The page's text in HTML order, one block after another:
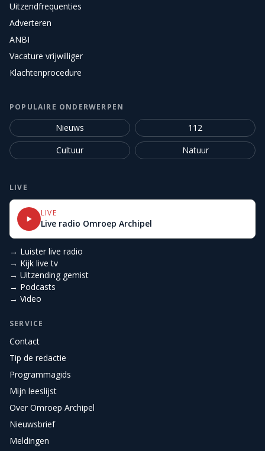
Uitzendfrequenties
Adverteren
ANBI
Vacature vrijwilliger
Klachtenprocedure
POPULAIRE ONDERWERPEN
Nieuws
112
Cultuur
Natuur
LIVE
LIVE
Live radio Omroep Archipel
→ Luister live radio
→ Kijk live tv
→ Uitzending gemist
→ Podcasts
→ Video
SERVICE
Contact
Tip de redactie
Programmagids
Mijn leeslijst
Over Omroep Archipel
Nieuwsbrief
Meldingen